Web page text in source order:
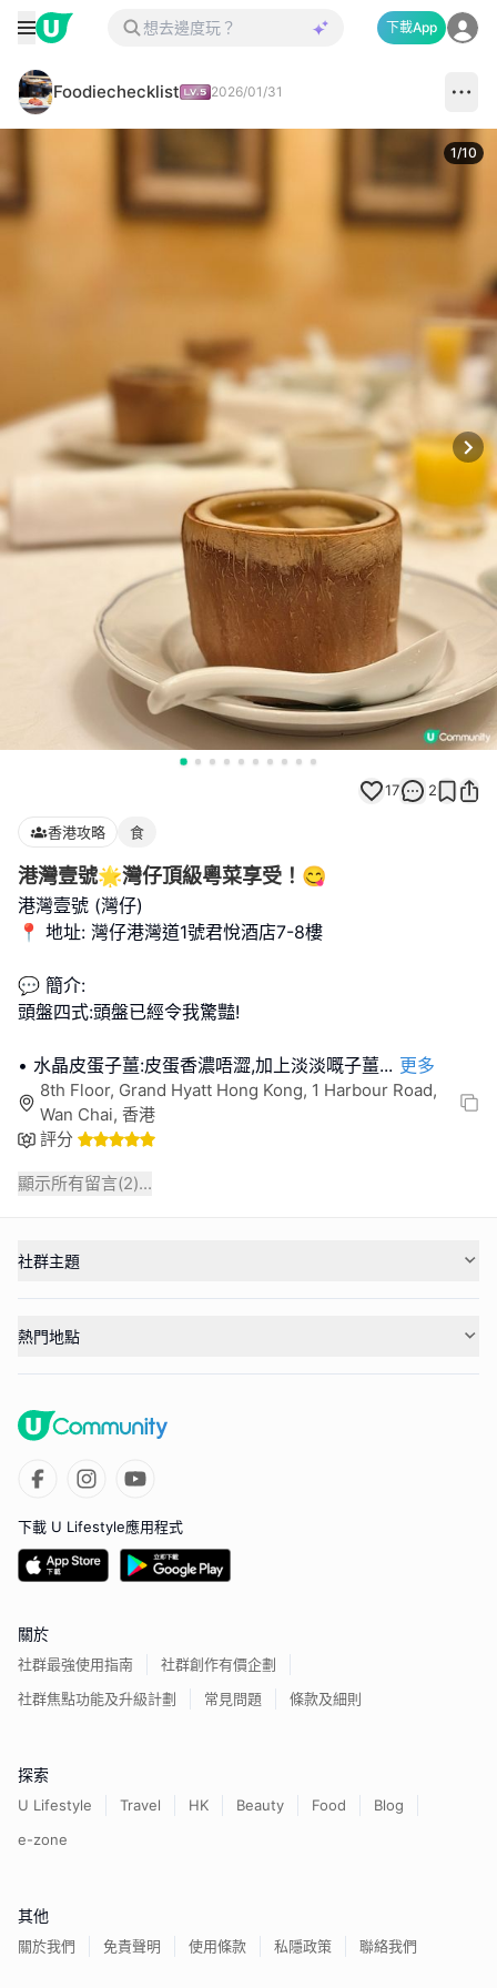
下載App
Foodiechecklist 2026/01/31
1/10
17 2
香港攻略 食
港灣壹號🌟灣仔頂級粵菜享受！😋
港灣壹號 (灣仔)
📍 地址: 灣仔港灣道1號君悅酒店7-8樓
💬 簡介:
頭盤四式:頭盤已經令我驚豔!
• 水晶皮蛋子薑:皮蛋香濃唔澀,加上淡淡嘅子薑... 更多
8th Floor, Grand Hyatt Hong Kong, 1 Harbour Road,
Wan Chai, 香港
評分
顯示所有留言(2)...
社群主題
熱門地點
下載 U Lifestyle應用程式
關於
社群最強使用指南
社群創作有價企劃
社群焦點功能及升級計劃
常見問題 條款及細則
探索
U Lifestyle Travel HK Beauty Food
Blog
e-zone
其他
關於我們 免責聲明 使用條款 私隱政策 聯絡我們